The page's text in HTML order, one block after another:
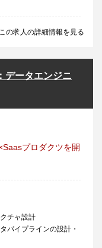
この求人の詳細情報を見る
データエンジニ
プロダクツを開
チャ設計
パイプラインの設計・